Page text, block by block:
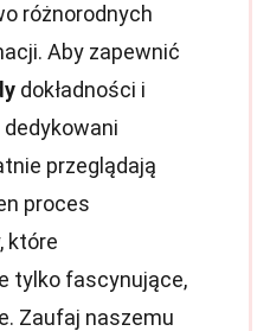
różnorodnych
Aby zapewnić
dokładności i
przeglądają
proces
które
tylko fascynujące,
Zaufaj naszemu